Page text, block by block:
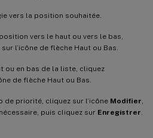
vers la position souhaitée.
vers le haut ou vers le bas,
l’icône de flèche Haut ou Bas.
ou en bas de la liste, cliquez
de flèche Haut ou Bas.
de priorité, cliquez sur l’icône Modifier
puis cliquez sur Enregistrer